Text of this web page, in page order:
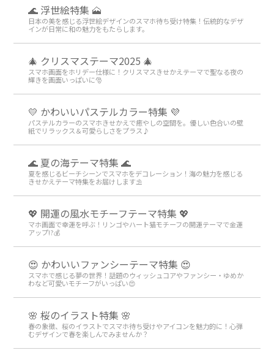
🌊 浮世絵特集 🗻
日本の美を感じる浮世絵デザインのスマホ待ち受け特集！伝統的なデザ
インが日常に和の魅力をもたらします。
🎄 クリスマステーマ2025 🎄
スマホ画面をホリデー仕様に！クリスマスきせかえテーマで聖なる夜の
輝きを画面いっぱいに🎅
💛 かわいいパステルカラー特集 💜
パステルカラーのスマホきせかえで癒やしの空間を。優しい色合いの壁
紙でリラックス＆可愛らしさをプラス♪
🌊 夏の海テーマ特集 🌊
夏を感じるビーチシーンでスマホをデコレーション！海の魅力を感じる
きせかえテーマ特集をお届けします⛱️
💖 開運の風水モチーフテーマ特集 💖
マホ画面で幸運を呼ぶ！リンゴやハート猫モチーフの開運テーマで金運
アップ!?💰
😍 かわいいファンシーテーマ特集 😍
スマホで感じる夢の世界！話題のウィッシュコアやファンシー・ゆめか
わなど可愛いモチーフがいっぱい😍
🌸 桜のイラスト特集 🌸
春の象徴、桜のイラストでスマホ待ち受けやアイコンを魅力的に！心弾
むデザインで春を楽しんでみませんか？